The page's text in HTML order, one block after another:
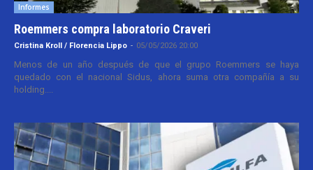
Informes
Roemmers compra laboratorio Craveri
Cristina Kroll / Florencia Lippo - 05/05/2026 20:00
Menos de un año después de que el grupo Roemmers se haya
quedado con el nacional Sidus, ahora suma otra compañía a su
holding....